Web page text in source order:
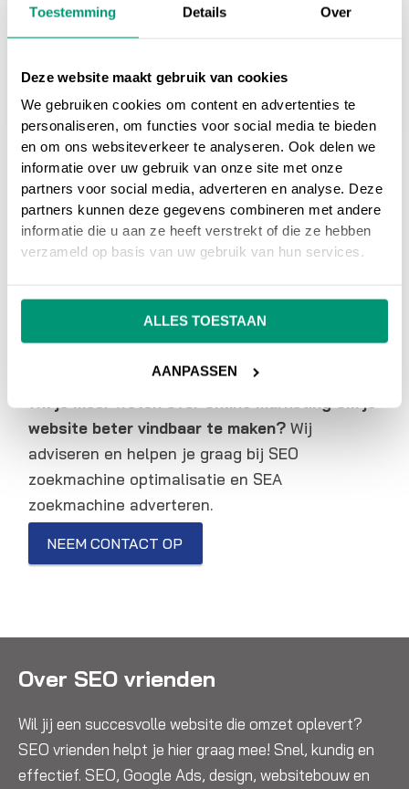
Toestemming Details Over
Deze website maakt gebruik van cookies
We gebruiken cookies om content en advertenties te
personaliseren, om functies voor social media te bieden
en om ons websiteverkeer te analyseren. Ook delen we
informatie over uw gebruik van onze site met onze
partners voor social media, adverteren en analyse. Deze
partners kunnen deze gegevens combineren met andere
informatie die u aan ze heeft verstrekt of die ze hebben
verzameld op basis van uw gebruik van hun services.
ALLES TOESTAAN
AANPASSEN
Op onsonline marketing blogvind je
interessante artikelen over online marketing, of
ga terug naar onsonline marketing
Heb je nog vragen overTrust flow
gerust contact met ons op.
Wil je meer weten over online marketing om je
website beter vindbaar te maken? Wij
adviseren en helpen je graag bij SEO
zoekmachine optimalisatie en SEA
zoekmachine adverteren.
NEEM CONTACT OP
draait voornamelijk om de hoeveelheid en de
sterkte van een backlink en website, de
backlink is.
Over SEO vrienden
Wil jij een succesvolle website die omzet oplevert?
SEO vrienden helpt je hier graag mee! Snel, kundig en
effectief. SEO, Google Ads, design, websitebouw en